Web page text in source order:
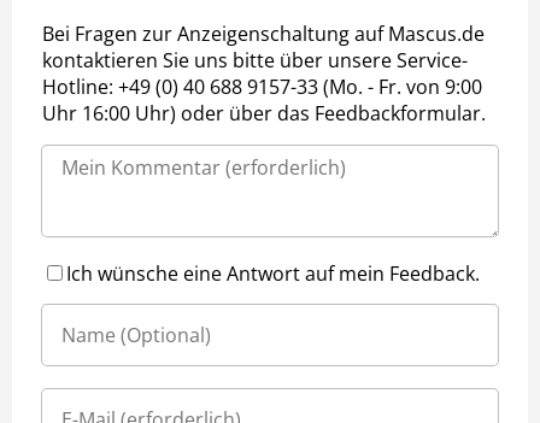
Bei Fragen zur Anzeigenschaltung auf Mascus.de
kontaktieren Sie uns bitte über unsere Service-
Hotline: +49 (0) 40 688 9157-33 (Mo. - Fr. von 9:00
Uhr 16:00 Uhr) oder über das Feedbackformular.
Ich wünsche eine Antwort auf mein Feedback.